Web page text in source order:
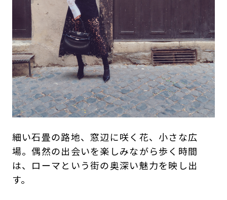
細い石畳の路地、窓辺に咲く花、小さな広
場。偶然の出会いを楽しみながら歩く時間
は、ローマという街の奥深い魅力を映し出
す。